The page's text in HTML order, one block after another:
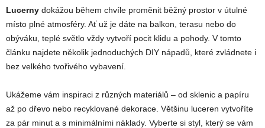
Lucerny dokážou během chvíle proměnit běžný prostor v útulné
místo plné atmosféry. Ať už je dáte na balkon, terasu nebo do
obýváku, teplé světlo vždy vytvoří pocit klidu a pohody. V tomto
článku najdete několik jednoduchých DIY nápadů, které zvládnete i
bez velkého tvořivého vybavení.
Ukážeme vám inspiraci z různých materiálů – od sklenic a papíru
až po dřevo nebo recyklované dekorace. Většinu luceren vytvoříte
za pár minut a s minimálními náklady. Vyberte si styl, který se vám